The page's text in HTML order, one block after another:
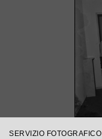
SERVIZIO FOTOGRAFICO